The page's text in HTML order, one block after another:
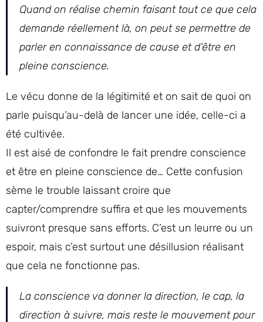
Quand on réalise chemin faisant tout ce que cela
demande réellement là, on peut se permettre de
parler en connaissance de cause et d’être en
pleine conscience.
Le vécu donne de la légitimité et on sait de quoi on
parle puisqu’au-delà de lancer une idée, celle-ci a
été cultivée.
Il est aisé de confondre le fait prendre conscience
et être en pleine conscience de… Cette confusion
sème le trouble laissant croire que
capter/comprendre suffira et que les mouvements
suivront presque sans efforts. C’est un leurre ou un
espoir, mais c’est surtout une désillusion réalisant
que cela ne fonctionne pas.
La conscience va donner la direction, le cap, la
direction à suivre, mais reste le mouvement pour